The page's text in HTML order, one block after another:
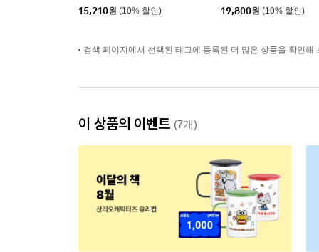
15,210원 (10% 할인)
19,800원 (10% 할인)
검색 페이지에서 선택된 태그에 등록된 더 많은 상품을 확인해
이 상품의 이벤트 (7개)